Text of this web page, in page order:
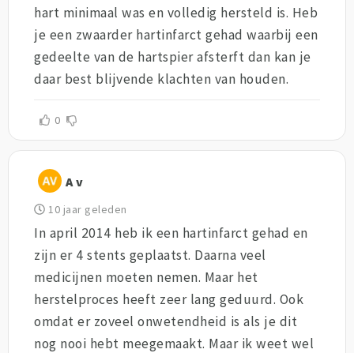
hart minimaal was en volledig hersteld is. Heb
je een zwaarder hartinfarct gehad waarbij een
gedeelte van de hartspier afsterft dan kan je
daar best blijvende klachten van houden.
0
A v
10 jaar geleden
In april 2014 heb ik een hartinfarct gehad en
zijn er 4 stents geplaatst. Daarna veel
medicijnen moeten nemen. Maar het
herstelproces heeft zeer lang geduurd. Ook
omdat er zoveel onwetendheid is als je dit
nog nooi hebt meegemaakt. Maar ik weet wel